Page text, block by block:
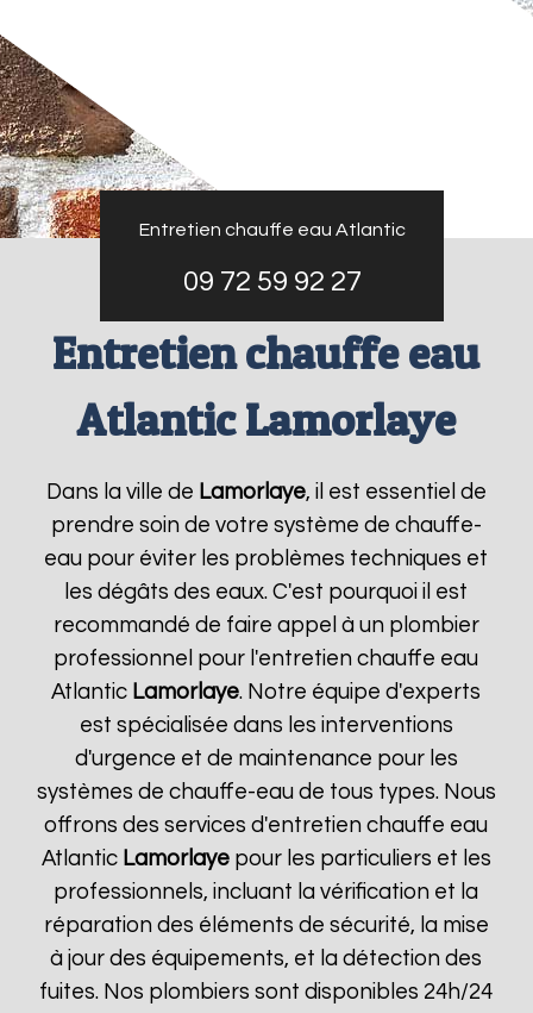
Entretien chauffe eau Atlantic
09 72 59 92 27
Entretien chauffe eau
Atlantic Lamorlaye
Dans la ville de Lamorlaye, il est essentiel de
prendre soin de votre système de chauffe-
eau pour éviter les problèmes techniques et
les dégâts des eaux. C'est pourquoi il est
recommandé de faire appel à un plombier
professionnel pour l'entretien chauffe eau
Atlantic Lamorlaye. Notre équipe d'experts
est spécialisée dans les interventions
d'urgence et de maintenance pour les
systèmes de chauffe-eau de tous types. Nous
offrons des services d'entretien chauffe eau
Atlantic Lamorlayepour les particuliers et les
professionnels, incluant la vérification et la
réparation des éléments de sécurité, la mise
à jour des équipements, et la détection des
fuites. Nos plombiers sont disponibles 24h/24